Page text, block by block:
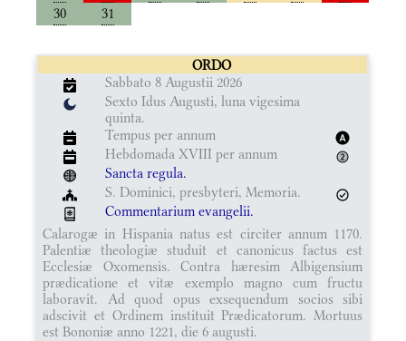
30
31
ORDO
Sabbato 8 Augustii 2026
Sexto Idus Augusti, luna vigesima
quinta.
Tempus per annum
Hebdomada XVIII per annum
Sancta regula.
S. Dominici, presbyteri, Memoria.
Commentarium evangelii.
Calarogæ in Hispania natus est circiter annum 1170.
Palentiæ theologiæ studuit et canonicus factus est
Ecclesiæ Oxomensis. Contra hæresim Albigensium
prædicatione et vitæ exemplo magno cum fructu
laboravit. Ad quod opus exsequendum socios sibi
adscivit et Ordinem instituit Prædicatorum. Mortuus
est Bononiæ anno 1221, die 6 augusti.